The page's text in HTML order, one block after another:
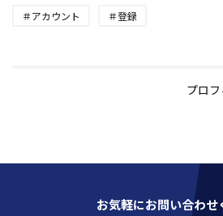
アカウント 登録
プロ
お気軽にお問い合わせ